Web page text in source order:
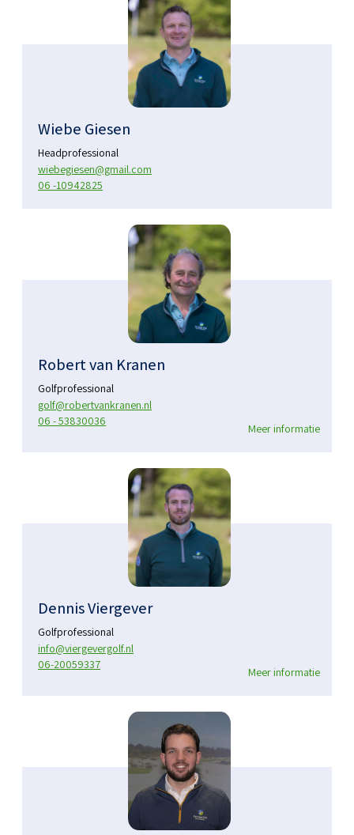
Wiebe Giesen
Headprofessional
wiebegiesen@gmail.com
06 -10942825
Robert van Kranen
Golfprofessional
golf@robertvankranen.nl
06 - 53830036
Meer informatie
Dennis Viergever
Golfprofessional
info@viergevergolf.nl
06-20059337
Meer informatie